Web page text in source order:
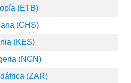
(ETB)
(GHS)
(KES)
(NGN)
(ZAR)